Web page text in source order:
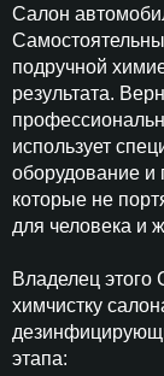
Салон
подручной
результата.
использует
оборудование
которые не
для человека и
Владелец этого
химчистку
этапа: